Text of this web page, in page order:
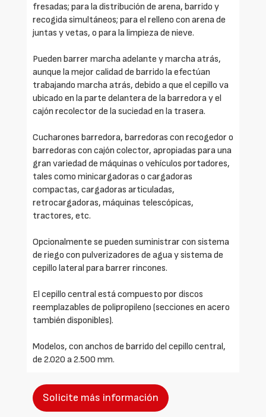
fresadas; para la distribución de arena, barrido y
recogida simultáneos; para el relleno con arena de
juntas y vetas, o para la limpieza de nieve.
Pueden barrer marcha adelante y marcha atrás,
aunque la mejor calidad de barrido la efectúan
trabajando marcha atrás, debido a que el cepillo va
ubicado en la parte delantera de la barredora y el
cajón recolector de la suciedad en la trasera.
Cucharones barredora, barredoras con recogedor o
barredoras con cajón colector, apropiadas para una
gran variedad de máquinas o vehículos portadores,
tales como minicargadoras o cargadoras
compactas, cargadoras articuladas,
retrocargadoras, máquinas telescópicas,
tractores, etc.
Opcionalmente se pueden suministrar con sistema
de riego con pulverizadores de agua y sistema de
cepillo lateral para barrer rincones.
El cepillo central está compuesto por discos
reemplazables de polipropileno (secciones en acero
también disponibles).
Modelos, con anchos de barrido del cepillo central,
de 2.020 a 2.500 mm.
Solicite más información